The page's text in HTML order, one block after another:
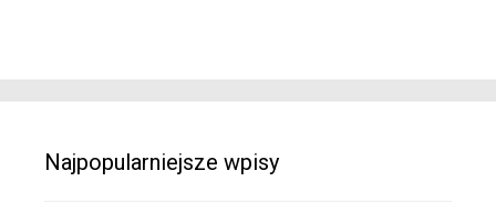
Najpopularniejsze wpisy